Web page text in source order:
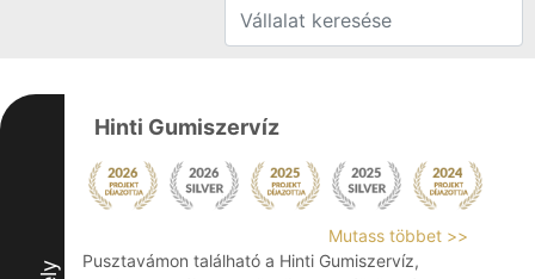
Hinti Gumiszervíz
Mutass többet >>
Pusztavámon található a Hinti Gumiszervíz,